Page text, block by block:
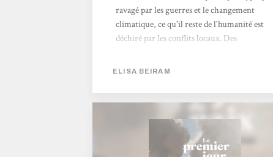
ravagé par les guerres et le changement
climatique, ce qu'il reste de l'humanité est
déchiré par les conflits locaux. Des
résoudre ces conflits. Très beau roman avec
optimisme présent. Christophe
ELISA BEIRAM